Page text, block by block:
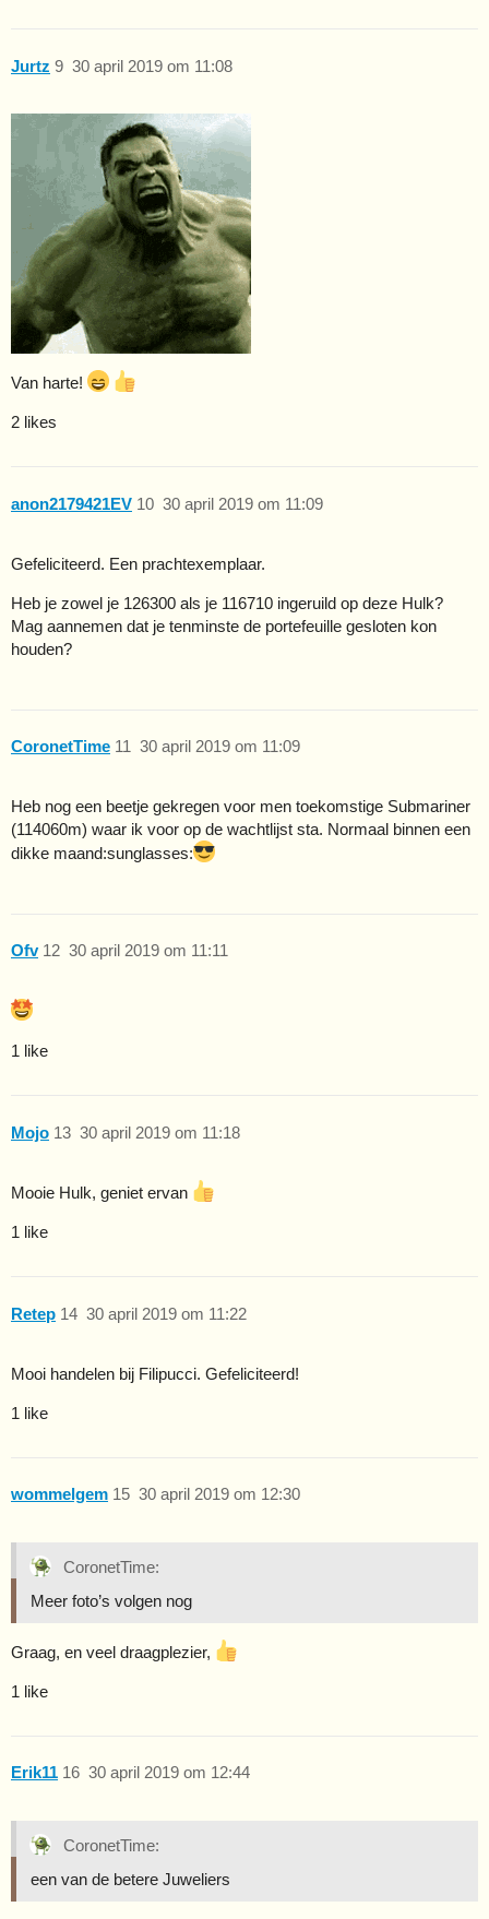
Jurtz 30 april 2019 om 11:08
9
Van harte!
2 likes
anon2179421EV 30 april 2019 om 11:09
10
Gefeliciteerd. Een prachtexemplaar.
Heb je zowel je 126300 als je 116710 ingeruild op deze Hulk?
Mag aannemen dat je tenminste de portefeuille gesloten kon
houden?
CoronetTime 30 april 2019 om 11:09
11
Heb nog een beetje gekregen voor men toekomstige Submariner
(114060m) waar ik voor op de wachtlijst sta. Normaal binnen een
dikke maand​:sunglasses:
Ofv 30 april 2019 om 11:11
12
1 like
Mojo 30 april 2019 om 11:18
13
Mooie Hulk, geniet ervan
1 like
Retep 30 april 2019 om 11:22
14
Mooi handelen bij Filipucci. Gefeliciteerd!
1 like
wommelgem 30 april 2019 om 12:30
15
CoronetTime:
Meer foto’s volgen nog
Graag, en veel draagplezier,
1 like
Erik11 30 april 2019 om 12:44
16
CoronetTime:
een van de betere Juweliers